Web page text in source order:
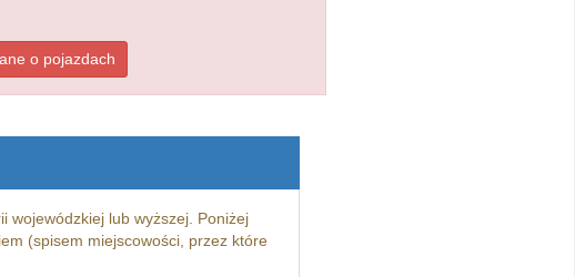
o pojazdach
wojewódzkiej lub wyższej. Poniżej
(spisem miejscowości, przez które